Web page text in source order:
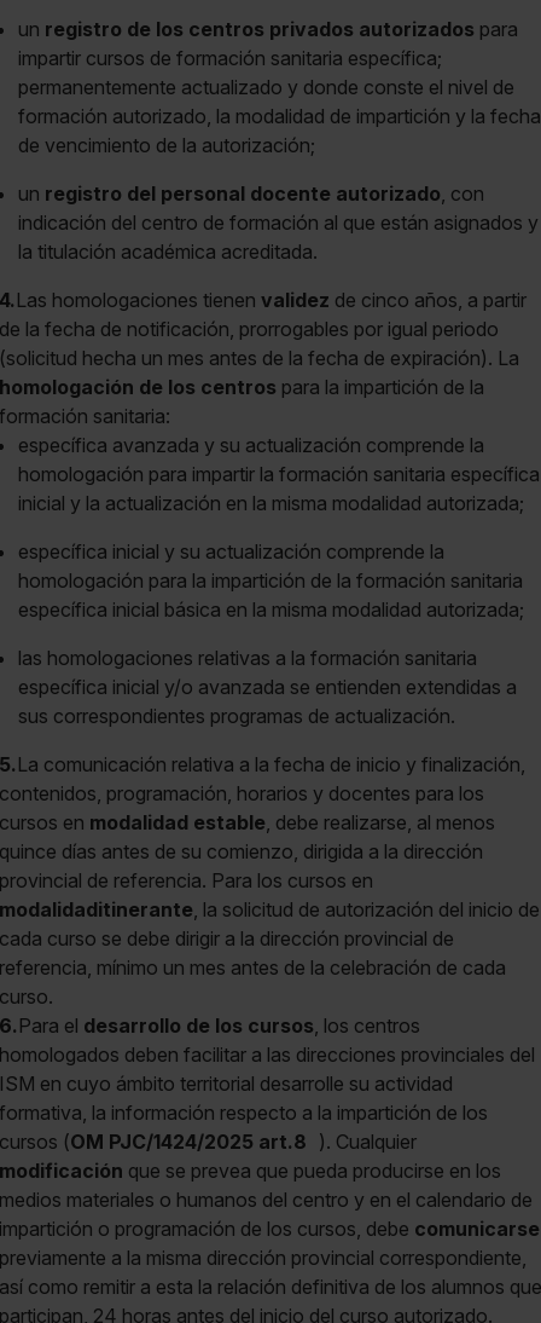
un registro de los centros privados autorizados para
impartir cursos de formación sanitaria específica;
permanentemente actualizado y donde conste el nivel de
formación autorizado, la modalidad de impartición y la fecha
de vencimiento de la autorización;
un registro del personal docente autorizado, con
indicación del centro de formación al que están asignados y
la titulación académica acreditada.
4. Las homologaciones tienen validez de cinco años, a partir
de la fecha de notificación, prorrogables por igual periodo
(solicitud hecha un mes antes de la fecha de expiración). La
homologación de los centros para la impartición de la
formación sanitaria:
específica avanzada y su actualización comprende la
homologación para impartir la formación sanitaria específica
inicial y la actualización en la misma modalidad autorizada;
específica inicial y su actualización comprende la
homologación para la impartición de la formación sanitaria
específica inicial básica en la misma modalidad autorizada;
las homologaciones relativas a la formación sanitaria
específica inicial y/o avanzada se entienden extendidas a
sus correspondientes programas de actualización.
5. La comunicación relativa a la fecha de inicio y finalización,
contenidos, programación, horarios y docentes para los
cursos en modalidad estable, debe realizarse, al menos
quince días antes de su comienzo, dirigida a la dirección
provincial de referencia. Para los cursos en
modalidaditinerante, la solicitud de autorización del inicio de
cada curso se debe dirigir a la dirección provincial de
referencia, mínimo un mes antes de la celebración de cada
curso.
6. Para el desarrollo de los cursos, los centros
homologados deben facilitar a las direcciones provinciales del
ISM en cuyo ámbito territorial desarrolle su actividad
formativa, la información respecto a la impartición de los
cursos (OM PJC/1424/2025 art.8 ). Cualquier
modificación que se prevea que pueda producirse en los
medios materiales o humanos del centro y en el calendario de
impartición o programación de los cursos, debe comunicarse
previamente a la misma dirección provincial correspondiente,
así como remitir a esta la relación definitiva de los alumnos que
participan, 24 horas antes del inicio del curso autorizado.